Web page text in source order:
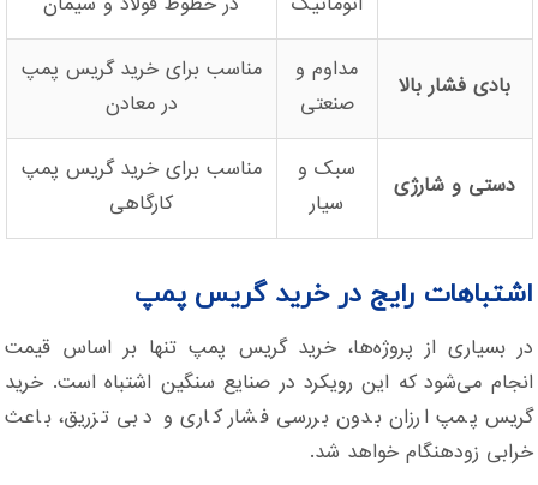
بادی فشار بالا
مداوم و
صنعتی
مناسب برای خرید گریس پمپ
در معادن
دستی و شارژی
سبک و
سیار
مناسب برای خرید گریس پمپ
کارگاهی
اشتباهات رایج در خرید گریس پمپ
در بسیاری از پروژه‌ها، خرید گریس پمپ تنها بر اساس قیمت
انجام می‌شود که این رویکرد در صنایع سنگین اشتباه است. خرید
گریس پمپ ارزان بدون بررسی فشار کاری و دبی تزریق، باعث
خرابی زودهنگام خواهد شد.